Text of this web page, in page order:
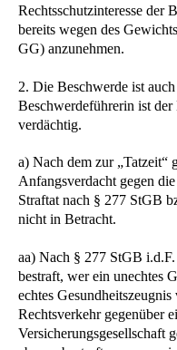
Rechtsschutzinteresse der
bereits wegen des
GG) anzunehmen.
2. Die Beschwerde ist
Beschwerdeführerin ist
verdächtig.
a) Nach dem zur „Tatzeit“
Anfangsverdacht gegen
Straftat nach § 277 StGB
nicht in Betracht.
aa) Nach § 277 StGB
bestraft, wer ein unechtes
echtes
Rechtsverkehr gegenüber
Versicherungsgesellschaft